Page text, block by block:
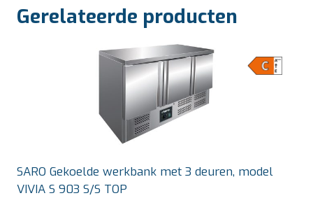
Gerelateerde producten
SARO Gekoelde werkbank met 3 deuren, model
VIVIA S 903 S/S TOP